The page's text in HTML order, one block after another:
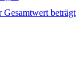
beträgt